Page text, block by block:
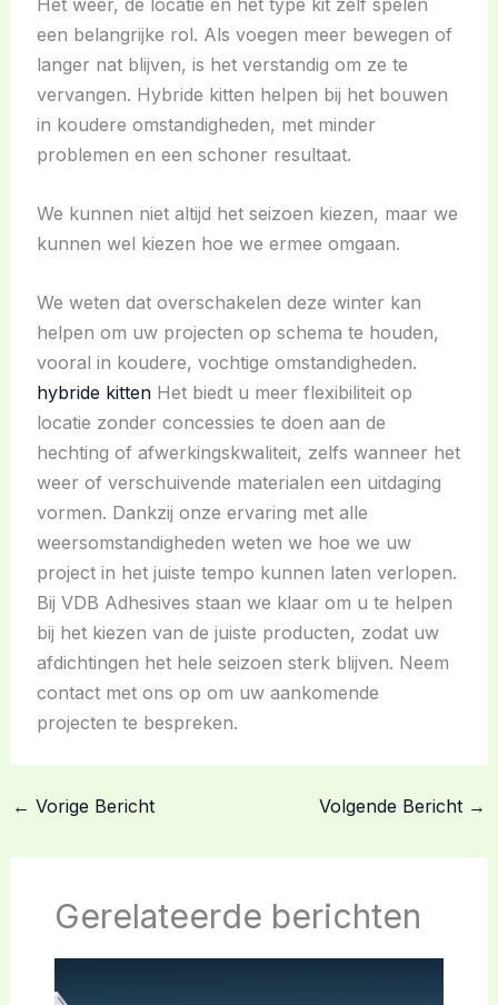
Het weer, de locatie en het type kit zelf spelen
een belangrijke rol. Als voegen meer bewegen of
langer nat blijven, is het verstandig om ze te
vervangen. Hybride kitten helpen bij het bouwen
in koudere omstandigheden, met minder
problemen en een schoner resultaat.
We kunnen niet altijd het seizoen kiezen, maar we
kunnen wel kiezen hoe we ermee omgaan.
We weten dat overschakelen deze winter kan
helpen om uw projecten op schema te houden,
vooral in koudere, vochtige omstandigheden.
hybride kittenHet biedt u meer flexibiliteit op
locatie zonder concessies te doen aan de
hechting of afwerkingskwaliteit, zelfs wanneer het
weer of verschuivende materialen een uitdaging
vormen. Dankzij onze ervaring met alle
weersomstandigheden weten we hoe we uw
project in het juiste tempo kunnen laten verlopen.
Bij VDB Adhesives staan we klaar om u te helpen
bij het kiezen van de juiste producten, zodat uw
afdichtingen het hele seizoen sterk blijven. Neem
contact met ons op om uw aankomende
projecten te bespreken.
← Vorige Bericht Volgende Bericht →
Gerelateerde berichten